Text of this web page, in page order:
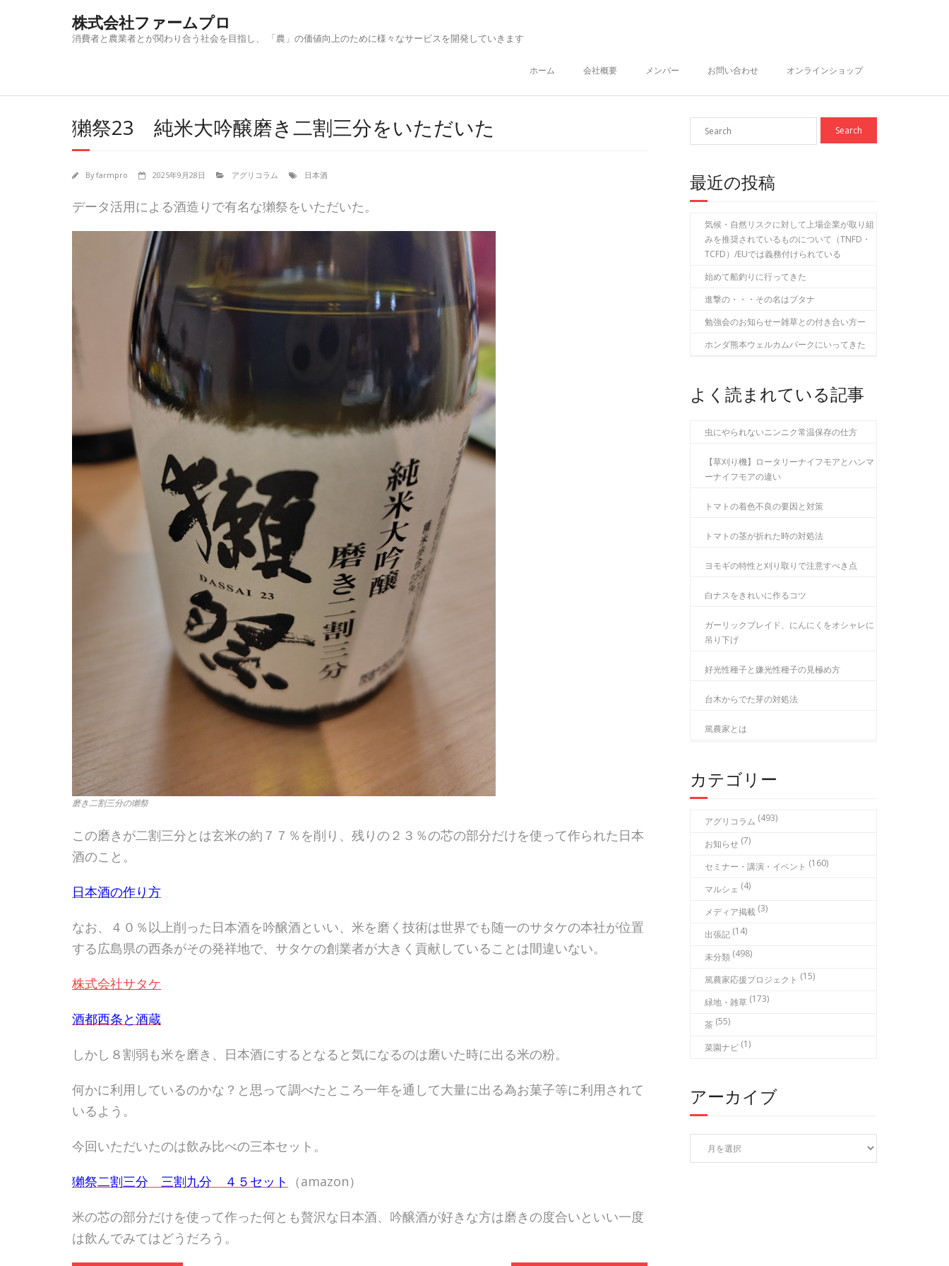
株式会社ファームプロ
消費者と農業者とが関わり合う社会を目指し、 「農」の価値向上のために様々なサービスを開発していきます
ホーム 会社概要 メンバー お問い合わせ オンラインショップ
獺祭23 純米大吟醸磨き二割三分をいただいた
Byfarmpro 2025年9月28日 アグリコラム 日本酒
データ活用による酒造りで有名な獺祭をいただいた。
磨き二割三分の獺祭
この磨きが二割三分とは玄米の約７７％を削り、残りの２３％の芯の部分だけを使って作られた日本
酒のこと。
日本酒の作り方
なお、４０％以上削った日本酒を吟醸酒といい、米を磨く技術は世界でも随一のサタケの本社が位置
する広島県の西条がその発祥地で、サタケの創業者が大きく貢献していることは間違いない。
株式会社サタケ
酒都西条と酒蔵
しかし８割弱も米を磨き、日本酒にするとなると気になるのは磨いた時に出る米の粉。
何かに利用しているのかな？と思って調べたところ一年を通して大量に出る為お菓子等に利用されて
いるよう。
今回いただいたのは飲み比べの三本セット。
獺祭二割三分 三割九分 ４５セット （amazon）
米の芯の部分だけを使って作った何とも贅沢な日本酒、吟醸酒が好きな方は磨きの度合いといい一度
は飲んでみてはどうだろう。
最近の投稿
気候・自然リスクに対して上場企業が取り組
みを推奨されているものについて（TNFD・
TCFD）/EUでは義務付けられている
始めて船釣りに行ってきた
進撃の・・・その名はブタナ
勉強会のお知らせー雑草との付き合い方ー
ホンダ熊本ウェルカムパークにいってきた
よく読まれている記事
虫にやられないニンニク常温保存の仕方
【草刈り機】ロータリーナイフモアとハンマ
ーナイフモアの違い
トマトの着色不良の要因と対策
トマトの茎が折れた時の対処法
ヨモギの特性と刈り取りで注意すべき点
白ナスをきれいに作るコツ
ガーリックブレイド、にんにくをオシャレに
吊り下げ
好光性種子と嫌光性種子の見極め方
台木からでた芽の対処法
篤農家とは
カテゴリー
アグリコラム (493)
お知らせ (7)
セミナー・講演・イベント (160)
マルシェ (4)
メディア掲載 (3)
出張記 (14)
未分類 (498)
篤農家応援プロジェクト (15)
緑地・雑草 (173)
茶 (55)
菜園ナビ (1)
アーカイブ
ア
カ